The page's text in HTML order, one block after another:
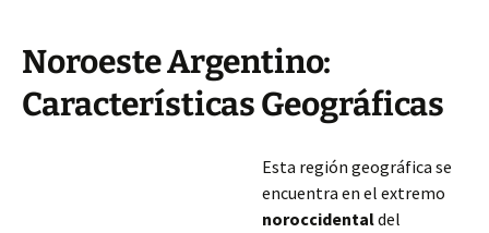
Noroeste Argentino:
Características Geográficas
Esta región geográfica se
encuentra en el extremo
noroccidentaldel